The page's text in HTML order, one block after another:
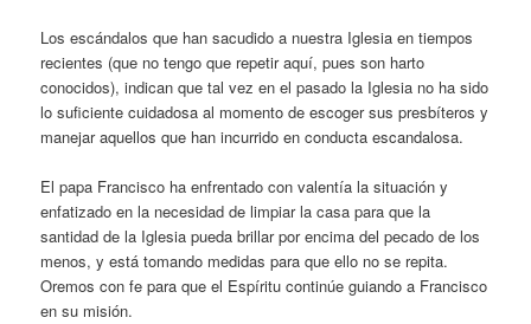
Los escándalos que han sacudido a nuestra Iglesia en tiempos
recientes (que no tengo que repetir aquí, pues son harto
conocidos), indican que tal vez en el pasado la Iglesia no ha sido
lo suficiente cuidadosa al momento de escoger sus presbíteros y
manejar aquellos que han incurrido en conducta escandalosa.
El papa Francisco ha enfrentado con valentía la situación y
enfatizado en la necesidad de limpiar la casa para que la
santidad de la Iglesia pueda brillar por encima del pecado de los
menos, y está tomando medidas para que ello no se repita.
Oremos con fe para que el Espíritu continúe guiando a Francisco
en su misión.